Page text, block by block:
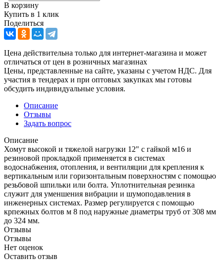
В корзину
Купить в 1 клик
Поделиться
Цена действительна только для интернет-магазина и может
отличаться от цен в розничных магазинах
Цены, представленные на сайте, указаны с учетом НДС. Для
участия в тендерах и при оптовых закупках мы готовы
обсудить индивидуальные условия.
Описание
Отзывы
Задать вопрос
Описание
Хомут высокой и тяжелой нагрузки 12" с гайкой м16 и
резиновой прокладкой применяется в системах
водоснабжения, отопления, и вентиляции для крепления к
вертикальным или горизонтальным поверхностям с помощью
резьбовой шпильки или болта. Уплотнительная резинка
служит для уменшения вибрации и шумоподавления в
инженерных системах. Размер регулируется с помощью
крпежных болтов м 8 под наружные диаметры труб от 308 мм
до 324 мм.
Отзывы
Отзывы
Нет оценок
Оставить отзыв